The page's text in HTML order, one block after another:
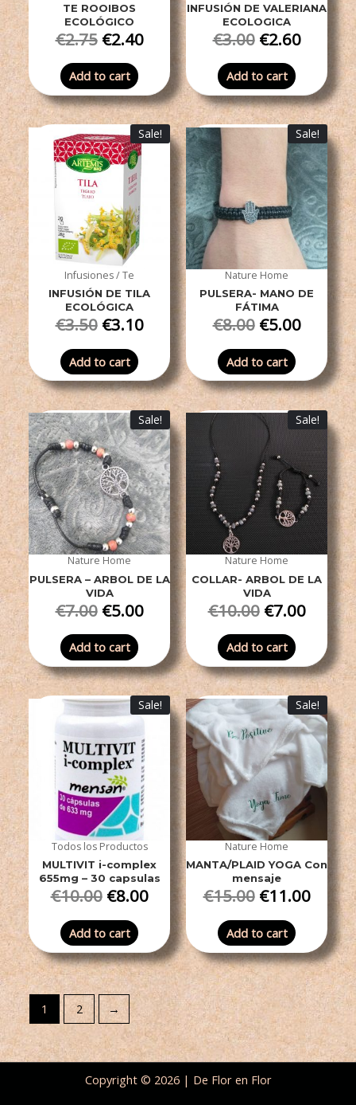
TE ROOIBOS
ECOLÓGICO
€2.75 €2.40
Add to cart
INFUSIÓN DE VALERIANA
ECOLOGICA
€3.00 €2.60
Add to cart
Sale!
Infusiones / Te
INFUSIÓN DE TILA
ECOLÓGICA
€3.50 €3.10
Add to cart
Sale!
Nature Home
PULSERA- MANO DE
FÁTIMA
€8.00 €5.00
Add to cart
Sale!
Nature Home
PULSERA – ARBOL DE LA
VIDA
€7.00 €5.00
Add to cart
Sale!
Nature Home
COLLAR- ARBOL DE LA
VIDA
€10.00 €7.00
Add to cart
Sale!
Todos los Productos
MULTIVIT i-complex
655mg – 30 capsulas
€10.00 €8.00
Add to cart
Sale!
Nature Home
MANTA/PLAID YOGA Con
mensaje
€15.00 €11.00
Add to cart
1 2 →
Copyright © 2026 | De Flor en Flor